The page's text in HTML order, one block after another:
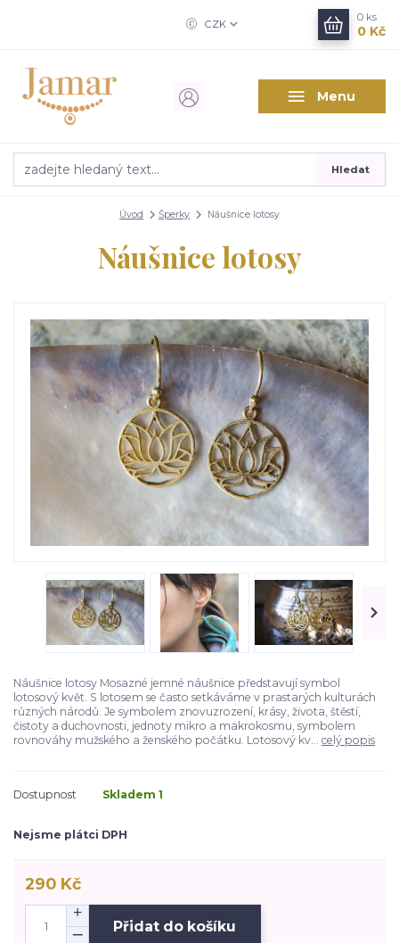
Menu
CZK
Hledat
0 ks
0 Kč
Úvod Šperky Náušnice lotosy
Náušnice lotosy
Náušnice lotosy Mosazné jemné náušnice představují symbol
lotosový květ. S lotosem se často setkáváme v prastarých kulturách
různých národů. Je symbolem znovuzrození, krásy, života, štěstí,
čistoty a duchovnosti, jednoty mikro a makrokosmu, symbolem
rovnováhy mužského a ženského počátku. Lotosový kv... celý popis
Dostupnost Skladem 1
Nejsme plátci DPH
290 Kč
Přidat do košíku